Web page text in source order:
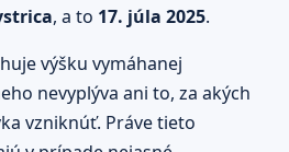
, a to 17. júla 2025.
výšku vymáhanej
nevyplýva ani to, za akých
vzniknúť. Práve tieto